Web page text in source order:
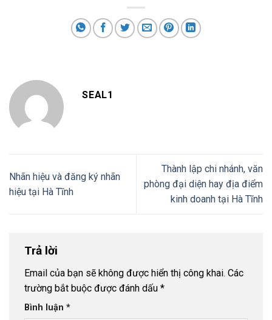
SEAL1
Nhãn hiệu và đăng ký nhãn
hiệu tại Hà Tĩnh
Thành lập chi nhánh, văn
phòng đại diện hay địa điểm
kinh doanh tại Hà Tĩnh
Trả lời
Email của bạn sẽ không được hiển thị công khai. Các
trường bắt buộc được đánh dấu *
Bình luận *